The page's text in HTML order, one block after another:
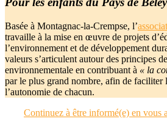
Basée à Montagnac-la-Crempse, l’
travaille à la mise en œuvre de projets
l’environnement et de développement
valeurs s’articulent autour des principes
environnementale en contribuant à « la
par le plus grand nombre, afin de faciliter
l’autonomie de chacun.
Continuez à être informé(e) en vous